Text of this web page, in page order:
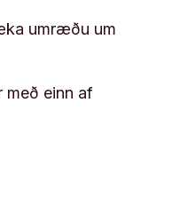
umræðu um
með einn af